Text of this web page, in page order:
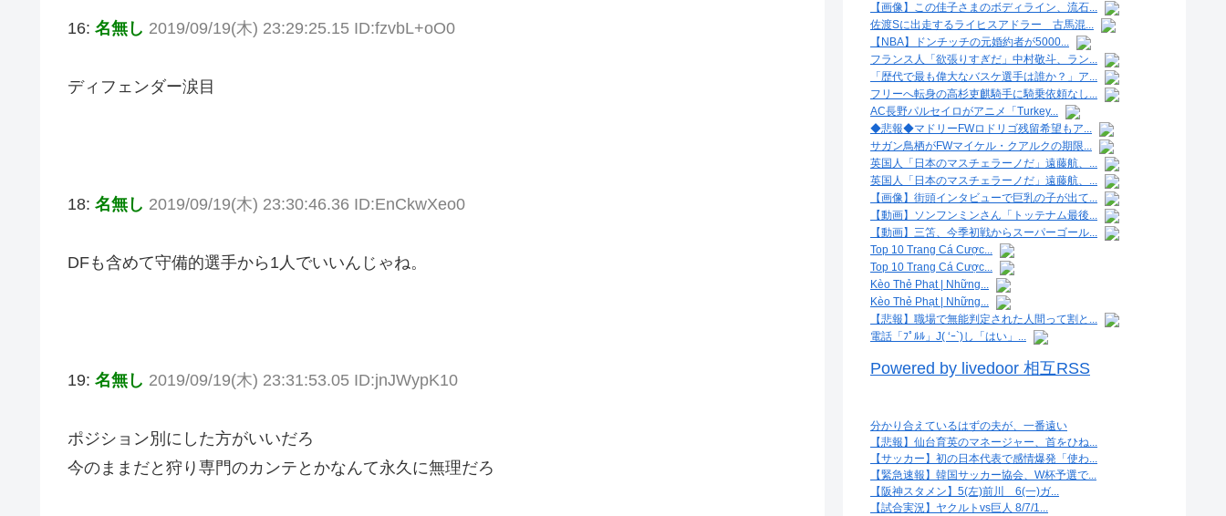
16: 名無し 2019/09/19(木) 23:29:25.15 ID:fzvbL+oO0
ディフェンダー涙目
18: 名無し 2019/09/19(木) 23:30:46.36 ID:EnCkwXeo0
DFも含めて守備的選手から1人でいいんじゃね。
19: 名無し 2019/09/19(木) 23:31:53.05 ID:jnJWypK10
ポジション別にした方がいいだろ
今のままだと狩り専門のカンテとかなんて永久に無理だろ
【画像】この佳子さまのボディライン、流石...
佐渡Sに出走するライヒスアドラー 古馬混...
【NBA】ドンチッチの元婚約者が5000...
フランス人「欲張りすぎだ」中村敬斗、ラン...
「歴代で最も偉大なバスケ選手は誰か？」ア...
フリーへ転身の高杉吏麒騎手に騎乗依頼なし...
AC長野パルセイロがアニメ「Turkey...
◆悲報◆マドリーFWロドリゴ残留希望もア...
サガン鳥栖がFWマイケル・クアルクの期限...
英国人「日本のマスチェラーノだ」遠藤航、...
英国人「日本のマスチェラーノだ」遠藤航、...
【画像】街頭インタビューで巨乳の子が出て...
【動画】ソンフンミンさん「トッテナム最後...
【動画】三笘、今季初戦からスーパーゴール...
Top 10 Trang Cá Cược...
Top 10 Trang Cá Cược...
Kèo Thẻ Phạt | Những...
Kèo Thẻ Phạt | Những...
【悲報】職場で無能判定された人間って割と...
電話「ﾌﾟﾙﾙ」J( ‘ｰ`)し「はい」...
Powered by livedoor 相互RSS
分かり合えているはずの夫が、一番遠い
【悲報】仙台育英のマネージャー、首をひね...
【サッカー】初の日本代表で感情爆発「使わ...
【緊急速報】韓国サッカー協会、W杯予選で...
【阪神スタメン】5(左)前川 6(一)ガ...
【試合実況】ヤクルトvs巨人 8/7/1...